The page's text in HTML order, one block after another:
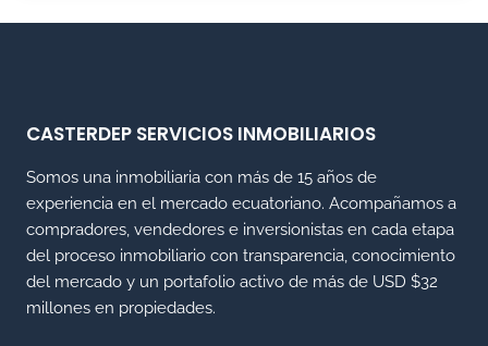
CASTERDEP SERVICIOS INMOBILIARIOS
Somos una inmobiliaria con más de 15 años de
experiencia en el mercado ecuatoriano. Acompañamos a
compradores, vendedores e inversionistas en cada etapa
del proceso inmobiliario con transparencia, conocimiento
del mercado y un portafolio activo de más de USD $32
millones en propiedades.